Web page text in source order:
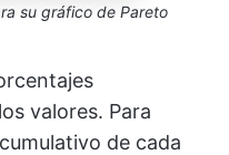
su gráfico de Pareto
valores. Para
de cada